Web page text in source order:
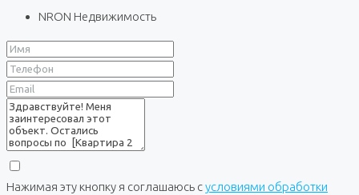
NRON Недвижимость
Нажимая эту кнопку я соглашаюсь сусловиями обработки